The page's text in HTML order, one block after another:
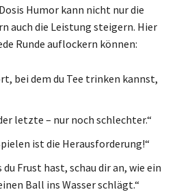
Humor kann nicht nur die
auch die Leistung steigern. Hier
Runde auflockern können:
bei dem du Tee trinken kannst,
letzte – nur noch schlechter.“
ist die Herausforderung!“
du Frust hast, schau dir an, wie ein
Ball ins Wasser schlägt.“